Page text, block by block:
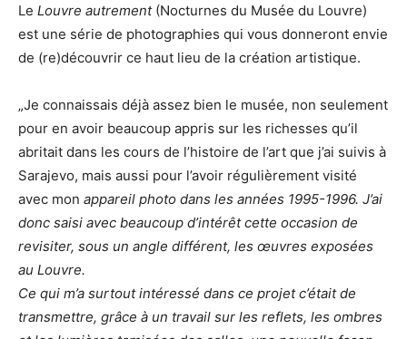
Le Louvre autrement(Nocturnes du Musée du Louvre)
est une série de photographies qui vous donneront envie
de (re)découvrir ce haut lieu de la création artistique.
„Je connaissais déjà assez bien le musée, non seulement
pour en avoir beaucoup appris sur les richesses qu’il
abritait dans les cours de l’histoire de l’art que j’ai suivis à
Sarajevo, mais aussi pour l’avoir régulièrement visité
avec mon appareil photo dans les années 1995-1996. J’ai
donc saisi avec beaucoup d’intérêt cette occasion de
revisiter, sous un angle différent, les œuvres exposées
au Louvre.
Ce qui m’a surtout intéressé dans ce projet c’était de
transmettre, grâce à un travail sur les reflets, les ombres